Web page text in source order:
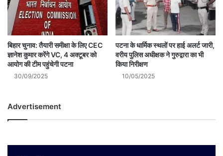
बिहार चुनाव: तैयारी समीक्षा के लिए CEC
ज्ञानेश कुमार करेंगे VC, 4 अक्टूबर को
आयोग की टीम पहुंचेगी पटना
30/09/2025
पटना के धार्मिक स्थलों पर हाई अलर्ट जारी,
वरीय पुलिस अधीक्षक ने गुरुद्वारा का भी
किया निरीक्षण
10/05/2025
Advertisement